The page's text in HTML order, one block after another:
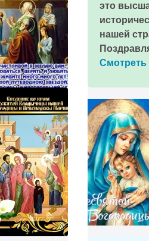
это
нашей
Смотреть